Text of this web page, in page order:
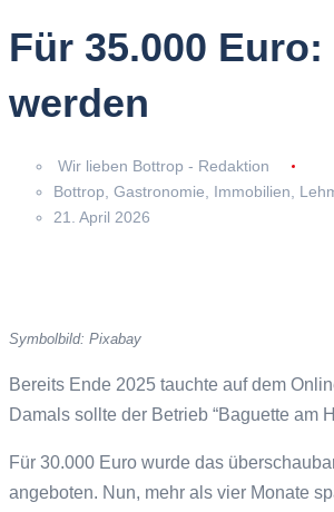
Für 35.000
werden
Wir lieben Bottrop - Redaktion
Bottrop Gastronomie Immobilien
21. April 2026
Symbolbild: Pixabay
Bereits Ende 2025 tauchte auf dem
Damals sollte der Betrieb “Baguette am
Für 30.000 Euro wurde das
angeboten. Nun, mehr als vier Monate